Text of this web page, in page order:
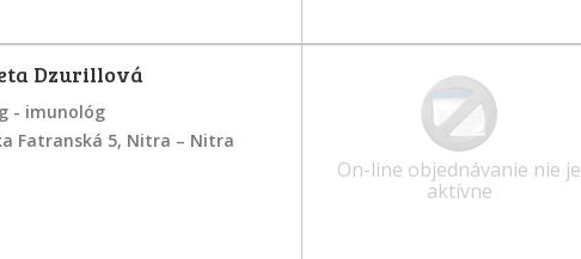
Dzurillová
- imunológ
Fatranská 5, Nitra – Nitra
On-line objednávanie nie je
aktívne